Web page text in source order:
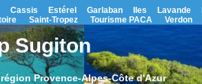
Cassis Estérel Garlaban Iles Lavande
Saint-Tropez Tourisme PACA Verdon
Sugiton
Provence-Alpes-Côte d'Azur